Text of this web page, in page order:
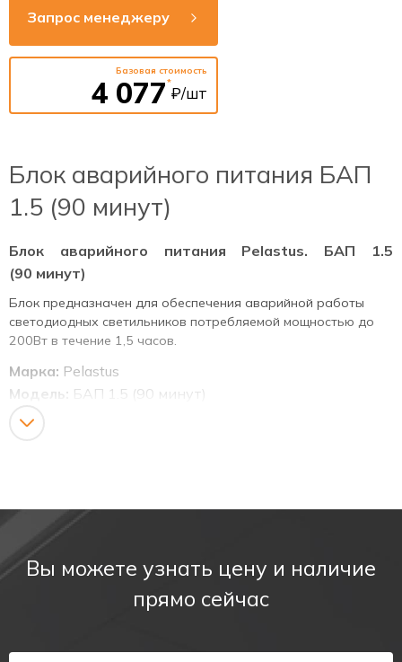
Тестирование
Запрос менеджеру
Базовая стоимость
4 077*
₽/шт
Блок аварийного питания БАП
1.5 (90 минут)
Блок аварийного питания Pelastus. БАП 1.5
(90 минут)
Блок предназначен для обеспечения аварийной работы
светодиодных светильников потребляемой мощностью до
200Вт в течение 1,5 часов.
Марка: Pelastus
Модель: БАП 1.5 (90 минут)
Размер блока:
Условия оплаты:предоплата
Доставка:
транспортных компаний
Паспорт: скачать
Схема подключения: скачать
Вы можете узнать цену и наличие
прямо сейчас